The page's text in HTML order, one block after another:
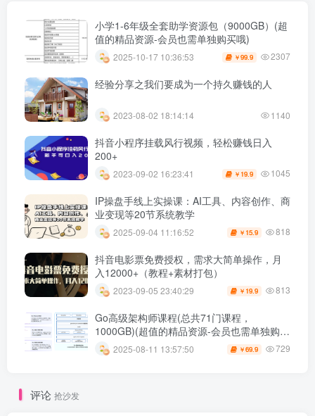
小学1-6年级全套助学资源包（9000GB）(超
值的精品资源-会员也需单独购买哦)
2025-10-17 10:36:53 ￥99.9 2307
经验分享之我们要成为一个持久赚钱的人
2023-08-02 18:14:14 1140
抖音小程序挂载风行视频，轻松赚钱日入
200+
2023-09-02 16:23:41 ￥ 19.9 1045
IP操盘手线上实操课：AI工具、内容创作、商
业变现等20节系统教学
2025-09-04 11:16:52 ￥ 15.9 818
抖音电影票免费授权，需求大简单操作，月
入12000+（教程+素材打包）
2023-09-05 23:40:29 ￥ 19.9 813
Go高级架构师课程(总共71门课程，
1000GB)(超值的精品资源-会员也需单独购买
哦)
2025-08-11 13:57:50 ￥69.9 729
评论 抢沙发